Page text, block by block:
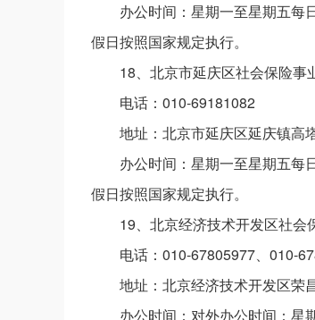
办公时间：星期一至星期五每
假日按照国家规定执行。
18、北京市延庆区社会保险事
电话：010-69181082
地址：北京市延庆区延庆镇高
办公时间：星期一至星期五每
假日按照国家规定执行。
19、北京经济技术开发区社会
电话：010-67805977、010-
地址：北京经济技术开发区荣
办公时间：对外办公时间：星